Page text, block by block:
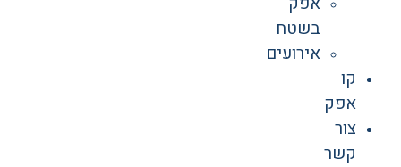
בשטח
אירועים
קו
אפק
צור
קשר